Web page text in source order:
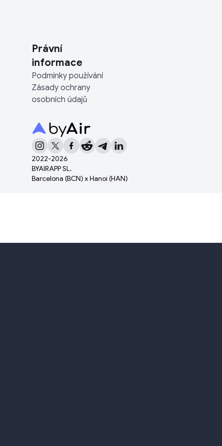
2022-2026
BYAIRAPP SL.
Barcelona (BCN) x Hanoi (HAN)
Právní
informace
Podmínky používání
Zásady ochrany
osobních údajů